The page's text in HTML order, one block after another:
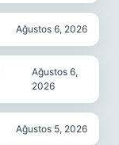
Ağustos 6, 2026
Ağustos 6,
2026
Ağustos 5, 2026